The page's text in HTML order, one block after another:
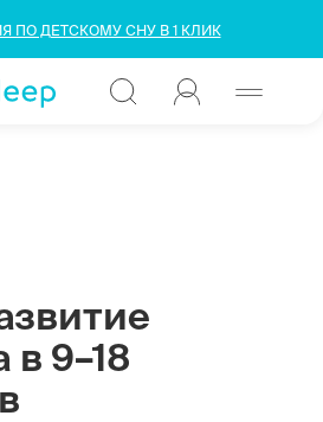
ПО ДЕТСКОМУ СНУ В 1 КЛИК
в 9–18